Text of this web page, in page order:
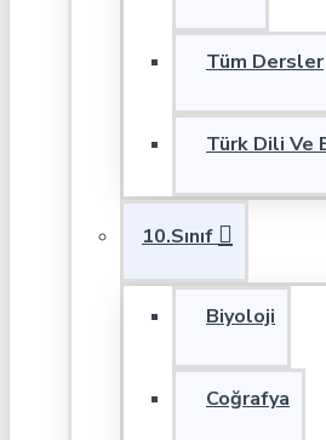
Tüm Dersler
Türk Dili Ve
10.Sınıf
Biyoloji
Coğrafya